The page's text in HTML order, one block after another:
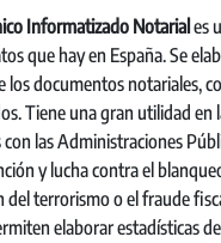
Informatizado Notarial es
que hay en España. Se
los documentos notariales,
Tiene una gran utilidad en
con las Administraciones
y lucha contra el
del terrorismo o el fraude
elaborar estadísticas